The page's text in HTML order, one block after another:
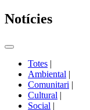
Notícies
Commutador
portals
Totes |
Ambiental |
Comunitari |
Cultural |
Social |